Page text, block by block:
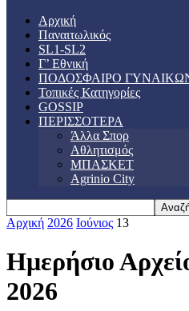
Αρχική
Παναιτωλικός
SL1-SL2
Γ’ Εθνική
ΠΟΔΟΣΦΑΙΡΟ
Τοπικές Κατηγορίες
GOSSIP
ΠΕΡΙΣΣΟΤΕΡΑ
Άλλα Σπορ
Αθλητισμός
ΜΠΑΣΚΕΤ
Agrinio City
Αρχική 2026 Ιούνιος 13
Ημερήσιο
2026